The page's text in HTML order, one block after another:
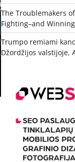
The Troublemakers
Fighting–and Winning
Trumpo remiami
Džordžijos valstijoje,